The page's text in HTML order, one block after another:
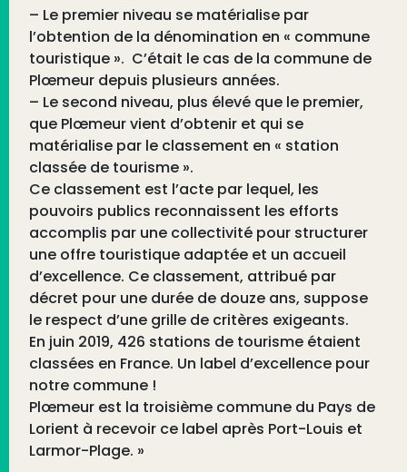
– Le premier niveau se matérialise par
l’obtention de la dénomination en « commune
touristique ». C’était le cas de la commune de
Plœmeur depuis plusieurs années.
– Le second niveau, plus élevé que le premier,
que Plœmeur vient d’obtenir et qui se
matérialise par le classement en « station
classée de tourisme ».
Ce classement est l’acte par lequel, les
pouvoirs publics reconnaissent les efforts
accomplis par une collectivité pour structurer
une offre touristique adaptée et un accueil
d’excellence. Ce classement, attribué par
décret pour une durée de douze ans, suppose
le respect d’une grille de critères exigeants.
En juin 2019, 426 stations de tourisme étaient
classées en France. Un label d’excellence pour
notre commune !
Plœmeur est la troisième commune du Pays de
Lorient à recevoir ce label après Port-Louis et
Larmor-Plage. »